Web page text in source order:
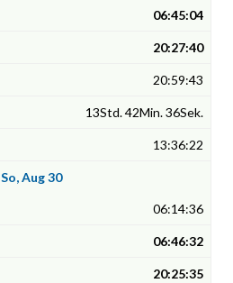
06:45:04
20:27:40
20:59:43
13Std. 42Min. 36Sek.
13:36:22
So, Aug 30
06:14:36
06:46:32
20:25:35